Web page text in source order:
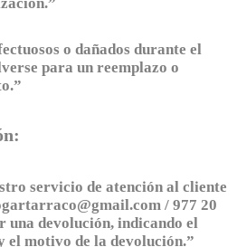
o dañados durante el
para un reemplazo o
servicio de atención al cliente
/ 977 20
una devolución, indicando el
el motivo de la devolución.”